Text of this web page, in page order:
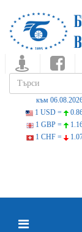
към
1 USD =
1 GBP =
1 CHF =